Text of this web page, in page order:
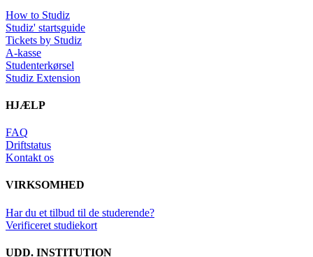
How to Studiz
Studiz' startsguide
Tickets by Studiz
A-kasse
Studenterkørsel
Studiz Extension
HJÆLP
FAQ
Driftstatus
Kontakt os
VIRKSOMHED
Har du et tilbud til de studerende?
Verificeret studiekort
UDD. INSTITUTION